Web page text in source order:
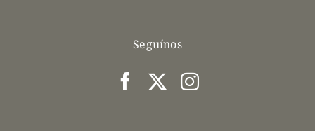
Seguínos